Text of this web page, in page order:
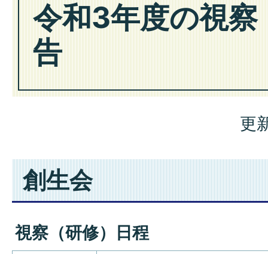
令和3年度の視察
告
更
創生会
視察（研修）日程